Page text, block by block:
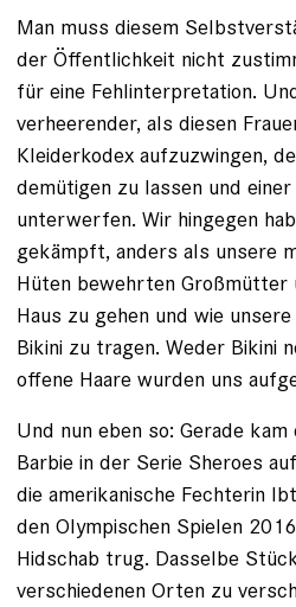
Man muss diesem
der Öffentlichkeit nicht
für eine Fehlinterpretation.
verheerender, als diesen
Kleiderkodex aufzu­zwingen,
demütigen zu lassen und
unterwerfen. Wir hingegen
gekämpft, anders als unsere
Hüten bewehrten Großmütter
Haus zu gehen und wie
Bikini zu tragen. Weder Bikini
offene Haare wurden uns
Und nun eben so: Gerade
Barbie in der ­Serie Sheroes
die amerikanische Fechterin
den Olympischen Spielen
Hidschab trug. Dasselbe
verschiedenen Orten zu